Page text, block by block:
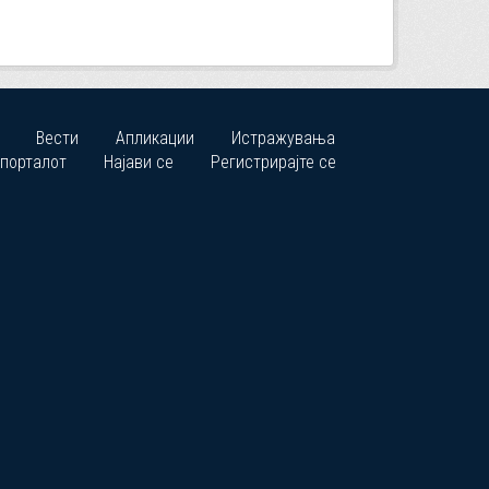
Вести Апликации
Истражувања
Најави се Регистрирајте се